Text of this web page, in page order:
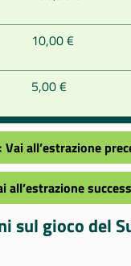
10,00 €
5,00 €
Vai all’estrazione
all’estrazione
sul gioco del